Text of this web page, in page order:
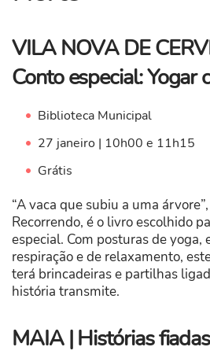
VILA NOVA DE
Conto especial: Yogar
Biblioteca Municipal
27 janeiro | 10h00 e 11h15
Grátis
“A vaca que subiu a uma
Recorrendo, é o livro escolhido
especial. Com posturas de yoga,
respiração e de relaxamento,
terá brincadeiras e partilhas
história transmite.
MAIA | Histórias fiadas